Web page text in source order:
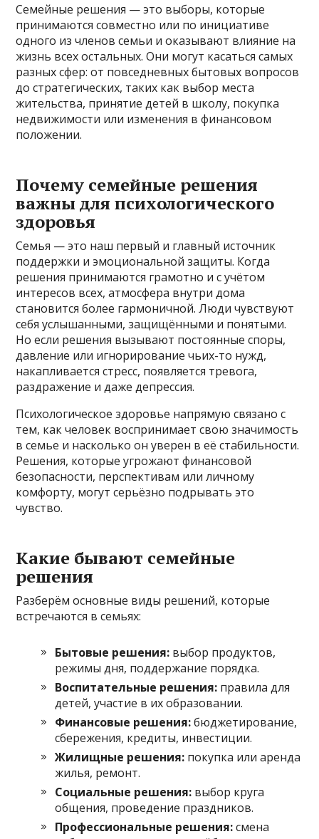
Семейные решения — это выборы, которые
принимаются совместно или по инициативе
одного из членов семьи и оказывают влияние на
жизнь всех остальных. Они могут касаться самых
разных сфер: от повседневных бытовых вопросов
до стратегических, таких как выбор места
жительства, принятие детей в школу, покупка
недвижимости или изменения в финансовом
положении.
Почему семейные решения
важны для психологического
здоровья
Семья — это наш первый и главный источник
поддержки и эмоциональной защиты. Когда
решения принимаются грамотно и с учётом
интересов всех, атмосфера внутри дома
становится более гармоничной. Люди чувствуют
себя услышанными, защищёнными и понятыми.
Но если решения вызывают постоянные споры,
давление или игнорирование чьих-то нужд,
накапливается стресс, появляется тревога,
раздражение и даже депрессия.
Психологическое здоровье напрямую связано с
тем, как человек воспринимает свою значимость
в семье и насколько он уверен в её стабильности.
Решения, которые угрожают финансовой
безопасности, перспективам или личному
комфорту, могут серьёзно подрывать это
чувство.
Какие бывают семейные
решения
Разберём основные виды решений, которые
встречаются в семьях:
Бытовые решения: выбор продуктов,
режимы дня, поддержание порядка.
Воспитательные решения: правила для
детей, участие в их образовании.
Финансовые решения:бюджетирование,
сбережения, кредиты, инвестиции.
Жилищные решения: покупка или аренда
жилья, ремонт.
Социальные решения: выбор круга
общения, проведение праздников.
Профессиональные решения:смена